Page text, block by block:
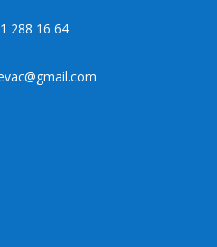
288 16 64